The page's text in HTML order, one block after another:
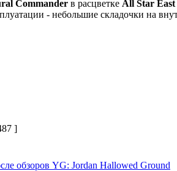
Commander в расцветке All Star East
- небольшие складочки на
]
обзоров YG: Jordan Hallowed Ground